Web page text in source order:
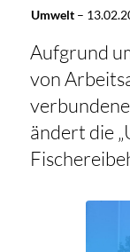
Umwelt–
Aufgrund
von
ändert die